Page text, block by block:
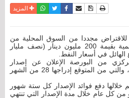
نسخة للطباعة
حفظ الموضوع
أرسل الى صديق
فيسبوكتويترواتسابالمزيد
للاقتراض مجددا من السوق المحلية من
خلال إصدار إصدار سندات تنمية بقيمة 200 مليون دينار (نصف مليار
الهائل في أسعار النفط.
من البورصة الإعلان عن إصدار
السندات الجديدة للمستثمرين، والتي من المتوقع إدراجها 28 من الشهر
سنوياً، يتم خلالها دفع فوائد الإصدار كل ستة شهور
17 يناير و17 يوليو من كل عام خلال مدة الإصدار التي تنتهي